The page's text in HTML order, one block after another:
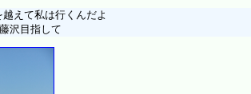
えて私は行くんだよ